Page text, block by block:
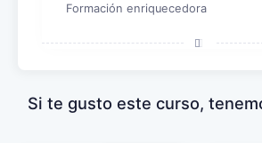
Formación enriquecedora
Si te gusto este curso,